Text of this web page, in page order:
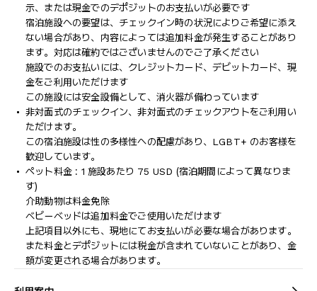
示、または現金でのデポジットのお支払いが必要です
宿泊施設への要望は、チェックイン時の状況によりご希望に添え
ない場合があり、内容によっては追加料金が発生することがあり
ます。対応は確約ではございませんのでご了承ください
施設でのお支払いには、クレジットカード、デビットカード、現
金をご利用いただけます
この施設には安全設備として、消火器が備わっています
非対面式のチェックイン、非対面式のチェックアウトをご利用い
ただけます。
この宿泊施設は性の多様性への配慮があり、LGBT+ のお客様を
歓迎しています。
ペット料金 : 1 施設あたり 75 USD (宿泊期間によって異なりま
す)
介助動物は料金免除
ベビーベッドは追加料金でご使用いただけます
上記項目以外にも、現地にてお支払いが必要な場合があります。
また料金とデポジットには税金が含まれていないことがあり、金
額が変更される場合があります。